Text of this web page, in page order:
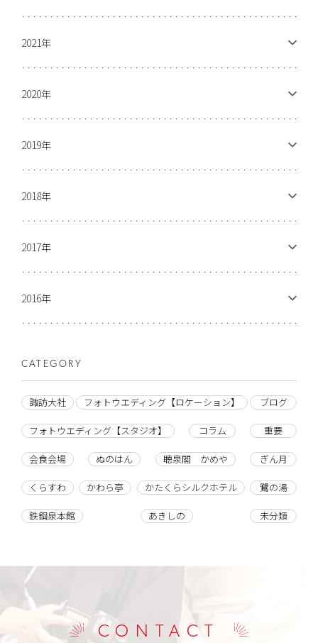
2021年
2020年
2019年
2018年
2017年
2016年
CATEGORY
諏訪大社 フォトウエディング【ロケーション】 ブログ
フォトウエディング【スタジオ】 コラム 重要
会食会場 ぬのはん 聴泉閣 かめや ぎん月
くらすわ かわら亭 かたくらシルクホテル 鷺の湯
鉄鋼泉本館 あきしの 未分類
CONTACT